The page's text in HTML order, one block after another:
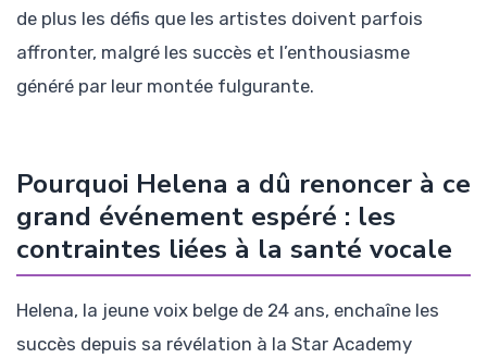
de plus les défis que les artistes doivent parfois
affronter, malgré les succès et l’enthousiasme
généré par leur montée fulgurante.
Pourquoi Helena a dû renoncer à ce
grand événement espéré : les
contraintes liées à la santé vocale
Helena, la jeune voix belge de 24 ans, enchaîne les
succès depuis sa révélation à la Star Academy